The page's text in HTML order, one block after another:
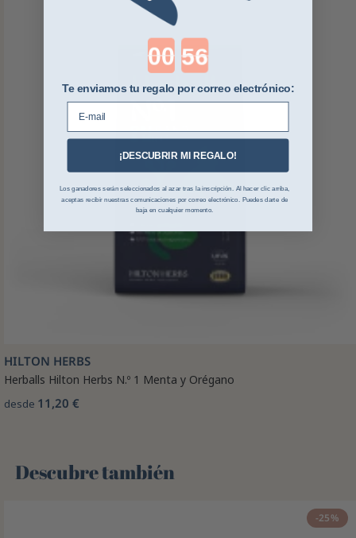
HILTON HERBS
Herballs Hilton Herbs N.º 1 Menta y Orégano
desde 11,20 €
Descubre también 🌻
-25%
Countdown ends in:
Te enviamos tu regalo por correo electrónico:
¡DESCUBRIR MI REGALO!
Los ganadores serán seleccionados al azar tras la inscripción. Al hacer clic arriba,
aceptas recibir nuestras comunicaciones por correo electrónico. Puedes darte de
baja en cualquier momento.